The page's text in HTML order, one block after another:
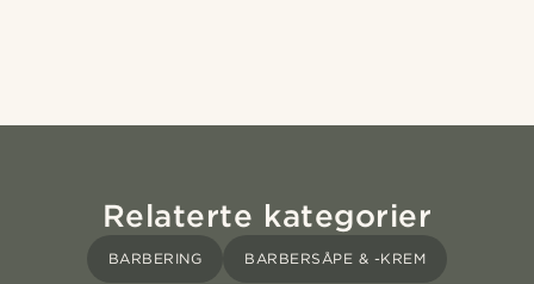
Relaterte kategorier
BARBERING BARBERSÅPE & -KREM